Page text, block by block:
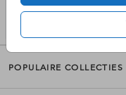
POPULAIRE COLLECTIES